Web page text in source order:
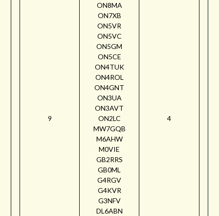
9
ON8MA
ON7XB
ON5VR
ON5VC
ON5GM
ON5CE
ON4TUK
ON4ROL
ON4GNT
ON3UA
ON3AVT
ON2LC
MW7GQB
M6AHW
M0VIE
GB2RRS
GB0ML
G4RGV
G4KVR
G3NFV
DL6ABN
4